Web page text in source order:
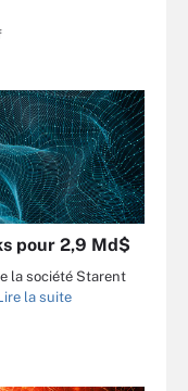
pour 2,9 Md$
la société Starent
la suite